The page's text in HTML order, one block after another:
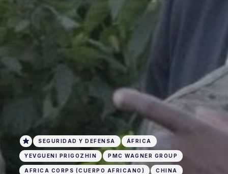
SEGURIDAD Y DEFENSA ÁFRICA
YEVGUENI PRIGOZHIN PMC WAGNER GROUP
AFRICA CORPS (CUERPO AFRICANO) CHINA